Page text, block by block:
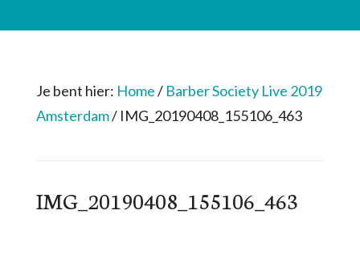
Je bent hier: Home/ Barber Society Live 2019
Amsterdam/IMG_20190408_155106_463
IMG_20190408_155106_463